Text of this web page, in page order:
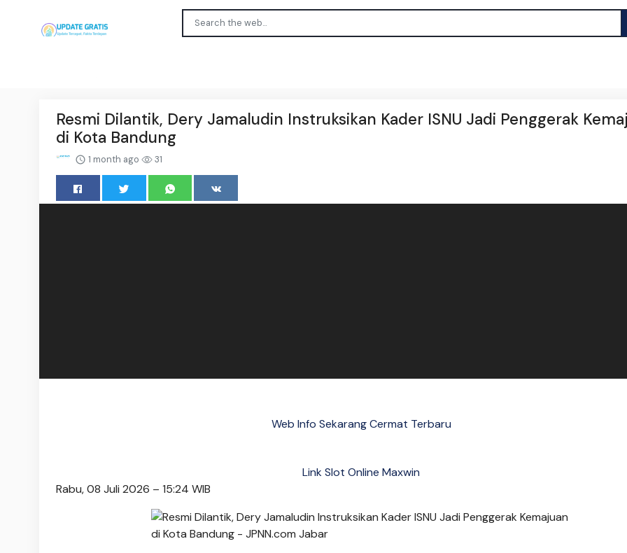
Resmi Dilantik, Dery Jamaludin Instruksikan Kader ISNU Jadi Penggerak
di Kota Bandung
1 month ago 31
Web Info Sekarang Cermat Terbaru
Link Slot Online Maxwin
Rabu, 08 Juli 2026 – 15:24 WIB